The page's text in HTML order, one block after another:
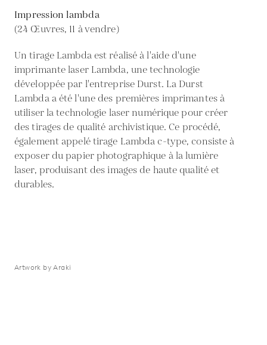
Impression lambda
(24 Œuvres, 11 à vendre)
Un tirage Lambda est réalisé à l'aide d'une
imprimante laser Lambda, une technologie
développée par l'entreprise Durst. La Durst
Lambda a été l'une des premières imprimantes à
utiliser la technologie laser numérique pour créer
des tirages de qualité archivistique. Ce procédé,
également appelé tirage Lambda c-type, consiste à
exposer du papier photographique à la lumière
laser, produisant des images de haute qualité et
durables.
Artwork by Araki